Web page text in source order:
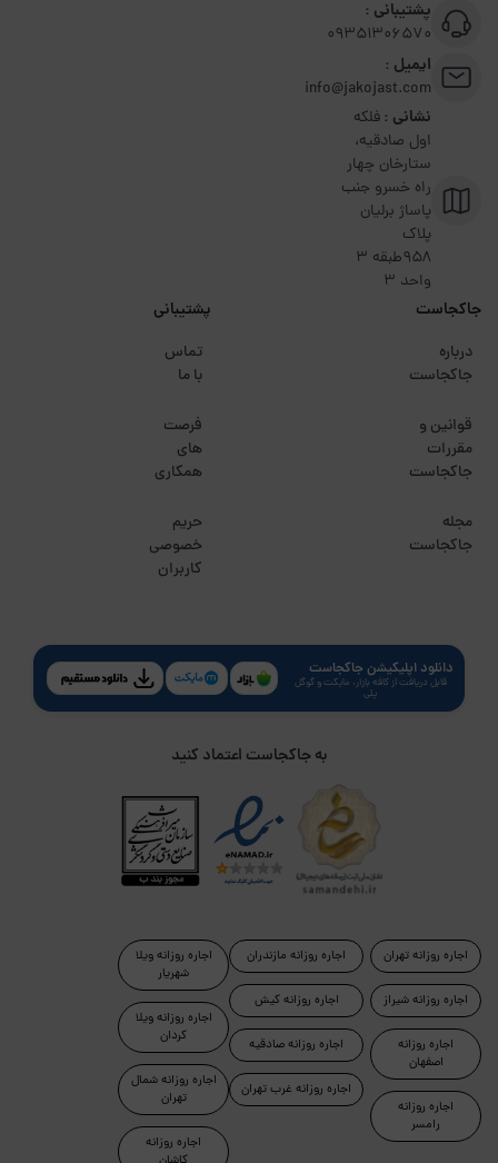
پشتیبانی :
09351306570
ایمیل :
info@jakojast.com
نشانی :فلکه
اول صادقیه،
ستارخان چهار
راه خسرو جنب
پاساژ برلیان
پلاک
۹۵۸طبقه 3
واحد 3
جاکجاست
درباره
جاکجاست
قوانین و
مقررات
جاکجاست
مجله
جاکجاست
پشتیبانی
تماس
با ما
فرصت
های
همکاری
حریم
خصوصی
کاربران
دانلود اپلیکیشن جاکجاست
قابل دریافت از کافه بازار، مایکت و گوگل
پلی
به جاکجاست اعتماد کنید
اجاره روزانه تهران
اجاره روزانه شیراز
اجاره روزانه
اصفهان
اجاره روزانه
رامسر
اجاره روزانه مازندران
اجاره روزانه کیش
اجاره روزانه صادقیه
اجاره روزانه غرب تهران
اجاره روزانه ویلا
شهریار
اجاره روزانه ویلا
کردان
اجاره روزانه شمال
تهران
اجاره روزانه